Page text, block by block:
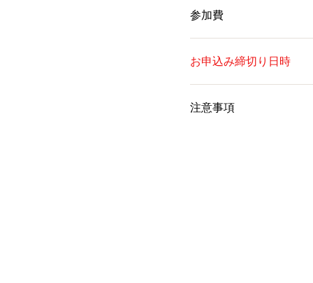
参加費
お申込み締切り日時
注意事項